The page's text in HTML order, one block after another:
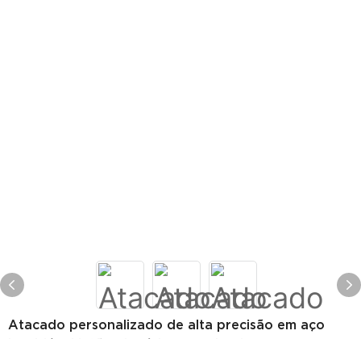
Atacado personalizado de alta precisão em aço